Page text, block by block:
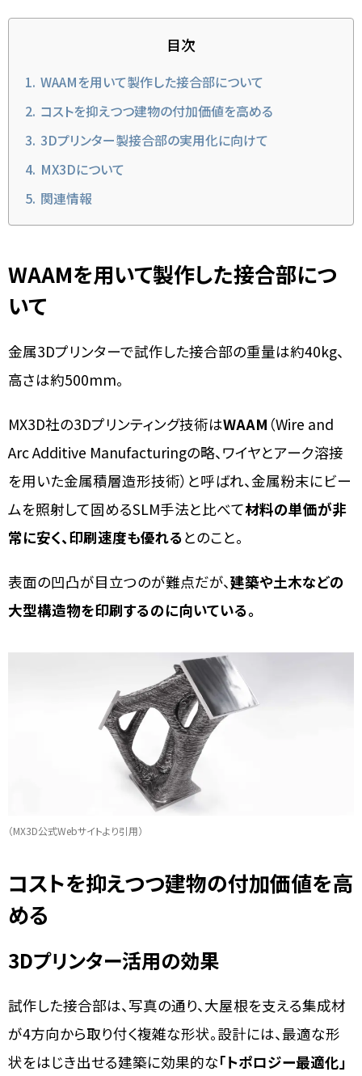
目次
WAAMを用いて製作した接合部について
コストを抑えつつ建物の付加価値を高める
3Dプリンター製接合部の実用化に向けて
MX3Dについて
関連情報
WAAMを用いて製作した接合部につ
いて
金属3Dプリンターで試作した接合部の重量は約40kg、
高さは約500mm。
MX3D社の3Dプリンティング技術はWAAM （Wire and
Arc Additive Manufacturingの略、ワイヤとアーク溶接
を用いた金属積層造形技術）と呼ばれ、金属粉末にビー
ムを照射して固めるSLM手法と比べて材料の単価が非
常に安く、印刷速度も優れるとのこと。
表面の凹凸が目立つのが難点だが、建築や土木などの
大型構造物を印刷するのに向いている。
（MX3D公式Webサイトより引用）
コストを抑えつつ建物の付加価値を高
める
3Dプリンター活用の効果
試作した接合部は、写真の通り、大屋根を支える集成材
が4方向から取り付く複雑な形状。設計には、最適な形
状をはじき出せる建築に効果的な「トポロジー最適化」